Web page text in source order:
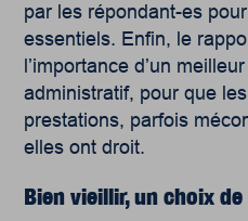
par les répondant-es
essentiels. Enfin, le
l’importance d’un
administratif, pour que
prestations, parfois
elles ont droit.
Bien vieillir, un choix